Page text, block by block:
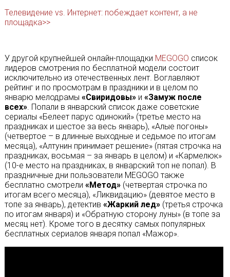
Телевидение vs. Интернет: побеждает контент, а не
площадка>>
У другой крупнейшей онлайн-площадки MEGOGO список
лидеров смотрения по бесплатной модели состоит
исключительно из отечественных лент. Воглавляют
рейтинг и по просмотрам в праздники и в целом по
январю мелодрамы «Свиридовы»и «Замуж после
всех». Попали в январский список даже советские
сериалы «Белеет парус одинокий» (третье место на
праздниках и шестое за весь январь), «Алые погоны»
(четвертое – в длинные выходные и седьмое по итогам
месяца), «Алтунин принимает решение» (пятая строчка на
праздниках, восьмая – за январь в целом) и «Кармелюк»
(10-е место на праздниках, в январский топ не попал). В
праздничные дни пользователи MEGOGO также
бесплатно смотрели «Метод»(четвертая строчка по
итогам всего месяца), «Ликвидацию» (девятое место в
топе за январь), детектив «Жаркий лед»(третья строчка
по итогам января) и «Обратную сторону луны» (в топе за
месяц нет). Кроме того в десятку самых популярных
бесплатных сериалов января попал «Мажор».